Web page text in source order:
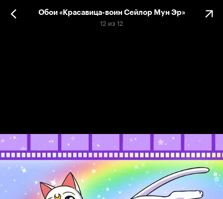
Обои «Красавица-воин Сейлор Мун Эр»
12 из 12